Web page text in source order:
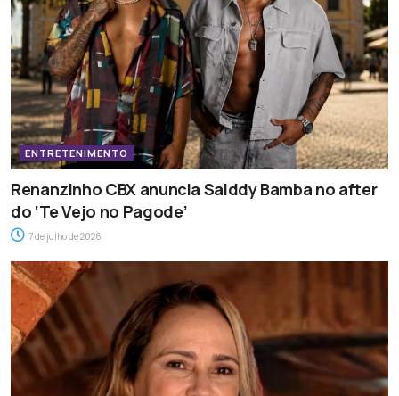
ENTRETENIMENTO
Renanzinho CBX anuncia Saiddy Bamba no after
do ‘Te Vejo no Pagode’
7 de julho de 2026